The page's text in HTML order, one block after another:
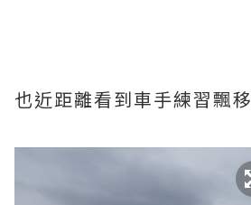
也近距離看到車手練習飄移